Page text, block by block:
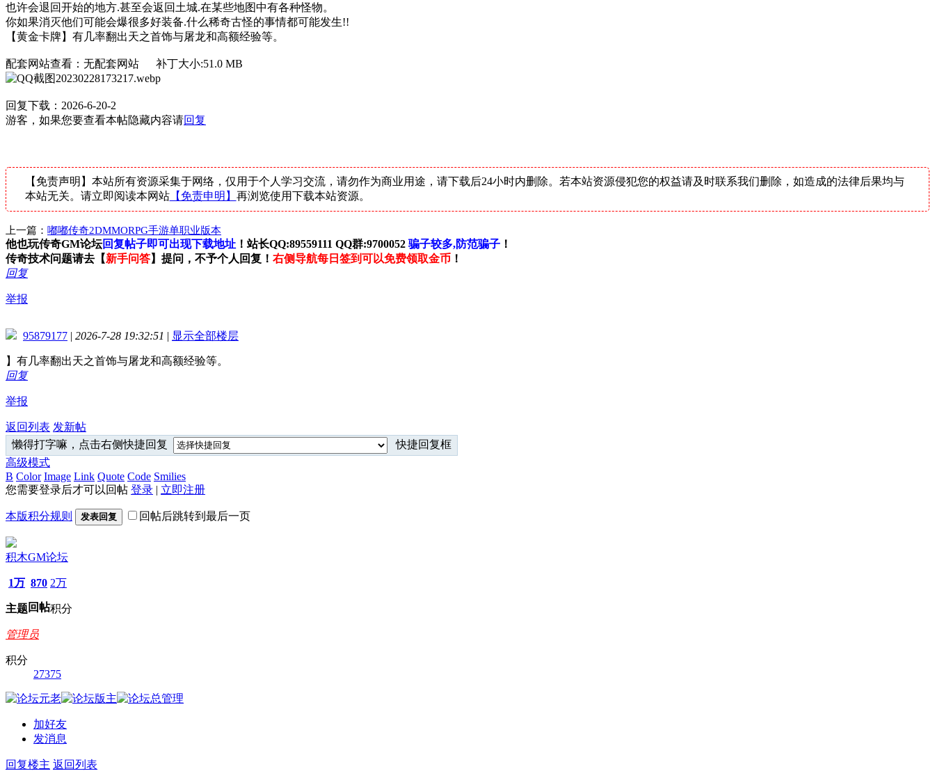
也许会退回开始的地方.甚至会返回土城.在某些地图中有各种怪物。
你如果消灭他们可能会爆很多好装备.什么稀奇古怪的事情都可能发生!!
【黄金卡牌】有几率翻出天之首饰与屠龙和高额经验等。
配套网站查看：无配套网站 补丁大小:51.0 MB
回复下载：2026-6-20-2
游客，如果您要查看本帖隐藏内容请回复
【免责声明】本站所有资源采集于网络，仅用于个人学习交流，请勿作为商业用途，请下载后24小时内删除。若本站资源侵犯您的权益请及时联系我们删除，如造成的法律后果均与
本站无关。请立即阅读本网站【免责申明】 再浏览使用下载本站资源。
上一篇： 嘟嘟传奇2DMMORPG手游单职业版本
他也玩传奇GM论坛回复帖子即可出现下载地址 ！站长QQ:89559111 QQ群:9700052 骗子较多,防范骗子 ！
传奇技术问题请去【新手问答】提问，不予个人回复！ 右侧导航每日签到可以免费领取金币 ！
回复
举报
95879177 | 2026-7-28 19:32:51 | 显示全部楼层
】有几率翻出天之首饰与屠龙和高额经验等。
回复
举报
返回列表 发新帖
懒得打字嘛，点击右侧快捷回复
快捷回复框
高级模式
B Color Image Link Quote Code Smilies
您需要登录后才可以回帖 登录 | 立即注册
本版积分规则 发表回复 回帖后跳转到最后一页
积木GM论坛
1万
主题
870
回帖
2万
积分
管理员
积分
27375
加好友
发消息
回复楼主 返回列表